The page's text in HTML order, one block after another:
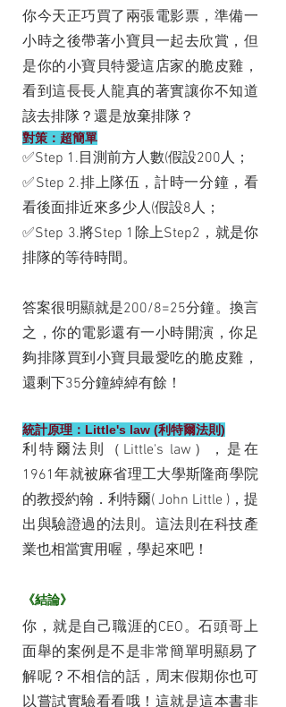
你今天正巧買了兩張電影票，準備一
小時之後帶著小寶貝一起去欣賞，但
是你的小寶貝特愛這店家的脆皮雞，
看到這長長人龍真的著實讓你不知道
該去排隊？還是放棄排隊？
對策：超簡單
✅Step 1.目測前方人數(假設200人；
✅Step 2.排上隊伍，計時一分鐘，看
看後面排近來多少人(假設8人；
✅Step 3.將Step 1除上Step2，就是你
排隊的等待時間。
答案很明顯就是200/8=25分鐘。換言
之，你的電影還有一小時開演，你足
夠排隊買到小寶貝最愛吃的脆皮雞，
還剩下35分鐘綽綽有餘！
統計原理：Little's law (利特爾法則)
利特爾法則（Little's law），是在
1961年就被麻省理工大學斯隆商學院
的教授約翰．利特爾( John Little )，提
出與驗證過的法則。這法則在科技產
業也相當實用喔，學起來吧！
《結論》
你，就是自己職涯的CEO。石頭哥上
面舉的案例是不是非常簡單明顯易了
解呢？不相信的話，周末假期你也可
以嘗試實驗看看哦！這就是這本書非